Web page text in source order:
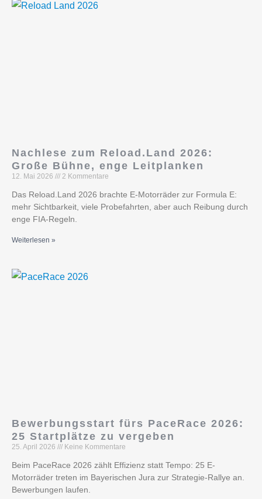
Nachlese zum Reload.Land 2026:
Große Bühne, enge Leitplanken
12. Mai 2026 2 Kommentare
Das Reload.Land 2026 brachte E-Motorräder zur Formula E:
mehr Sichtbarkeit, viele Probefahrten, aber auch Reibung durch
enge FIA-Regeln.
Weiterlesen »
Bewerbungsstart fürs PaceRace 2026:
25 Startplätze zu vergeben
25. April 2026 Keine Kommentare
Beim PaceRace 2026 zählt Effizienz statt Tempo: 25 E-
Motorräder treten im Bayerischen Jura zur Strategie-Rallye an.
Bewerbungen laufen.